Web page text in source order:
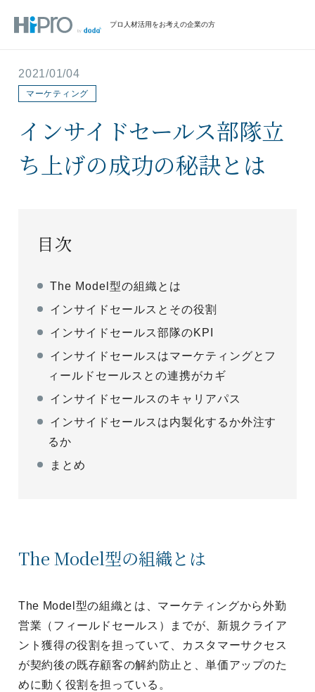
プロ人材活用をお考えの企業の方
2021/01/04
マーケティング
インサイドセールス部隊立
ち上げの成功の秘訣とは
目次
The Model型の組織とは
インサイドセールスとその役割
インサイドセールス部隊のKPI
インサイドセールスはマーケティングとフ
ィールドセールスとの連携がカギ
インサイドセールスのキャリアパス
インサイドセールスは内製化するか外注す
るか
まとめ
The Model型の組織とは
The Model型の組織とは、マーケティングから外勤
営業（フィールドセールス）までが、新規クライア
ント獲得の役割を担っていて、カスタマーサクセス
が契約後の既存顧客の解約防止と、単価アップのた
めに動く役割を担っている。